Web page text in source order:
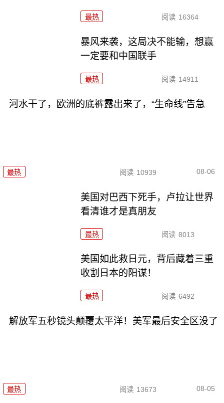
最热 阅读 16364
暴风来袭，这局决不能输，想赢
一定要和中国联手
最热 阅读 14911
河水干了，欧洲的底裤露出来了，“生命线”告急
最热 阅读 10939 08-06
美国对巴西下死手，卢拉让世界
看清谁才是真朋友
最热 阅读 8013
美国如此救日元，背后藏着三重
收割日本的阳谋！
最热 阅读 6492
解放军五秒镜头颠覆太平洋！美军最后安全区没了
最热 阅读 13673 08-05